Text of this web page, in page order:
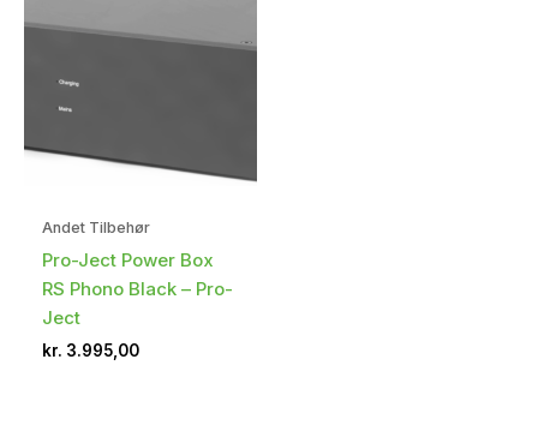
Andet Tilbehør
Pro-Ject Power Box
RS Phono Black – Pro-
Ject
kr. 3.995,00